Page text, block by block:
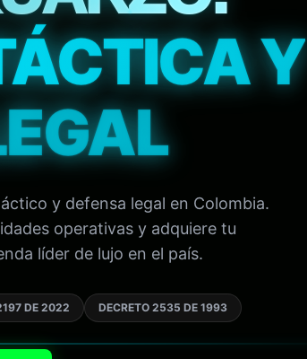
Y
y defensa legal en Colombia.
operativas y adquiere tu
líder de lujo en el país.
DE 2022 DECRETO 2535 DE 1993